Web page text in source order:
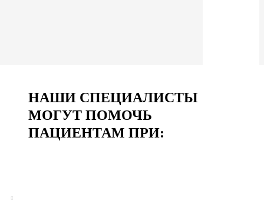
НАШИ СПЕЦИАЛИСТЫ
МОГУТ ПОМОЧЬ
ПАЦИЕНТАМ ПРИ: